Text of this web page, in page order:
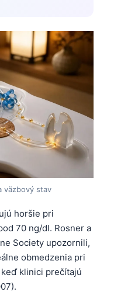
väzbový stav
horšie pri
70 ng/dl. Rosner a
Society upozornili,
obmedzenia pri
klinici prečítajú